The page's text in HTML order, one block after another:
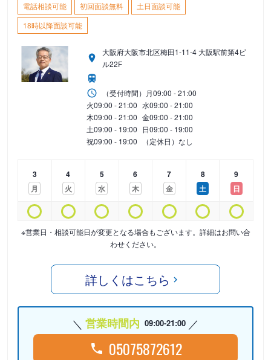
電話相談可能 初回面談無料
土日面談可能
18時以降面談可能
大阪府大阪市北区梅田1-11-4 大阪駅前第4ビ
ル22F
（受付時間） 月09:00 - 21:00
火09:00 - 21:00 水09:00 - 21:00
木09:00 - 21:00 金09:00 - 21:00
土09:00 - 19:00 日09:00 - 19:00
祝09:00 - 19:00 （定休日）なし
3
月
4
火
5
水
6
木
7
金
8
土
9
日
※営業日・相談可能日が変更となる場合もございます。詳細はお問い合
わせください。
詳しくはこちら
営業時間内 09:00-21:00
05075872612